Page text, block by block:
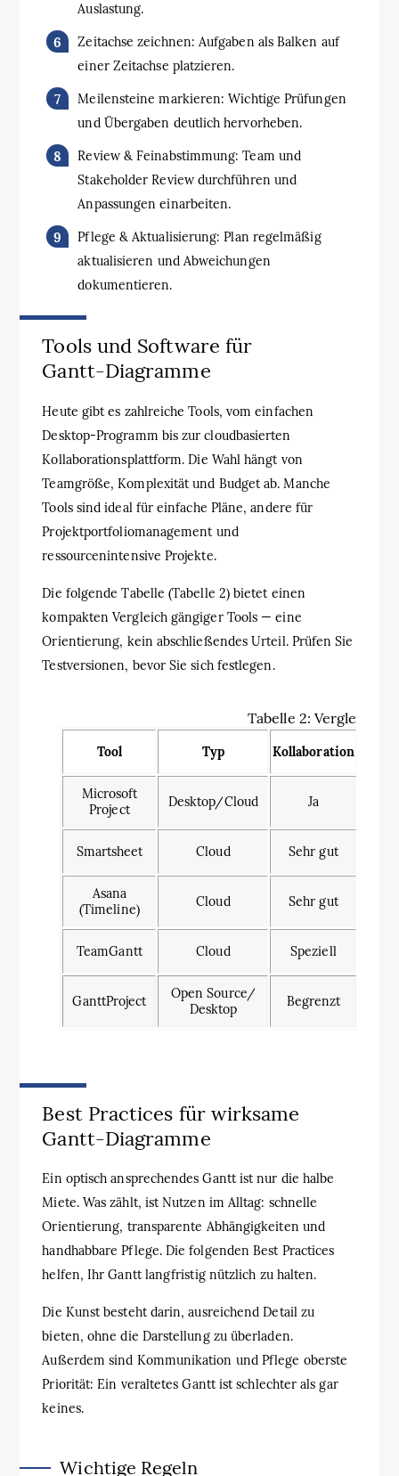
Auslastung.
Zeitachse zeichnen: Aufgaben als Balken auf
einer Zeitachse platzieren.
Meilensteine markieren: Wichtige Prüfungen
und Übergaben deutlich hervorheben.
Review & Feinabstimmung: Team und
Stakeholder Review durchführen und
Anpassungen einarbeiten.
Pflege & Aktualisierung: Plan regelmäßig
aktualisieren und Abweichungen
dokumentieren.
Tools und Software für
Gantt‑Diagramme
Heute gibt es zahlreiche Tools, vom einfachen
Desktop‑Programm bis zur cloudbasierten
Kollaborationsplattform. Die Wahl hängt von
Teamgröße, Komplexität und Budget ab. Manche
Tools sind ideal für einfache Pläne, andere für
Projektportfoliomanagement und
ressourcenintensive Projekte.
Die folgende Tabelle (Tabelle 2) bietet einen
kompakten Vergleich gängiger Tools — eine
Orientierung, kein abschließendes Urteil. Prüfen Sie
Testversionen, bevor Sie sich festlegen.
Tabelle 2: Vergleich
Tool Typ Kollaboration
Microsoft
Project
Desktop/Cloud Ja
Smartsheet Cloud Sehr gut
Asana
(Timeline)
Cloud Sehr gut
TeamGantt Cloud Speziell
GanttProject
Open Source/
Desktop
Begrenzt
Best Practices für wirksame
Gantt‑Diagramme
Ein optisch ansprechendes Gantt ist nur die halbe
Miete. Was zählt, ist Nutzen im Alltag: schnelle
Orientierung, transparente Abhängigkeiten und
handhabbare Pflege. Die folgenden Best Practices
helfen, Ihr Gantt langfristig nützlich zu halten.
Die Kunst besteht darin, ausreichend Detail zu
bieten, ohne die Darstellung zu überladen.
Außerdem sind Kommunikation und Pflege oberste
Priorität: Ein veraltetes Gantt ist schlechter als gar
keines.
Wichtige Regeln